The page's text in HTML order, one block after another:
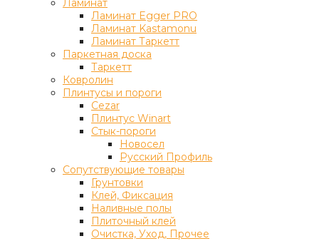
Ламинат
Ламинат Egger PRO
Ламинат Kastamonu
Ламинат Таркетт
Паркетная доска
Таркетт
Ковролин
Плинтусы и пороги
Cezar
Плинтус Winart
Стык-пороги
Новосел
Русский Профиль
Сопутствующие товары
Грунтовки
Клей, Фиксация
Наливные полы
Плиточный клей
Очистка, Уход, Прочее